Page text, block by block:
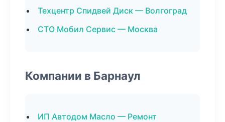
Техцентр Спидвей Диск — Волгоград
СТО Мобил Сервис — Москва
Компании в Барнаул
ИП Автодом Масло — Ремонт